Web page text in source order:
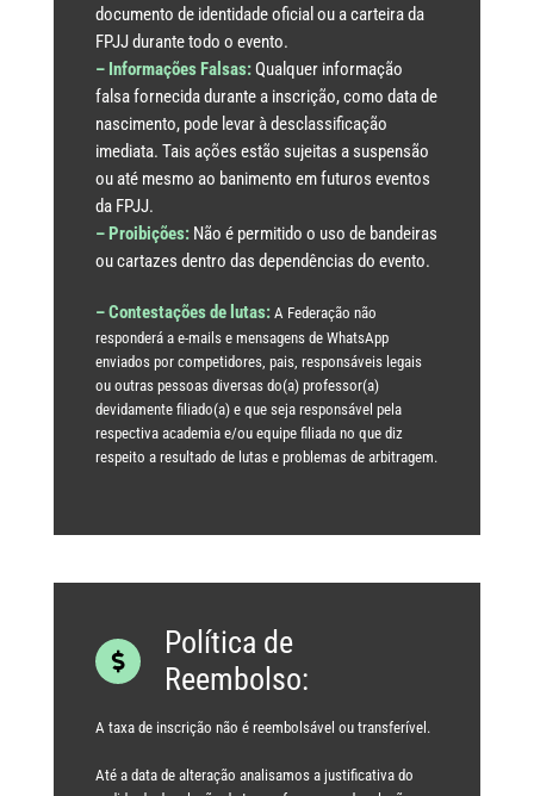
documento de identidade oficial ou a carteira da
FPJJ durante todo o evento.
– Informações Falsas:Qualquer informação
falsa fornecida durante a inscrição, como data de
nascimento, pode levar à desclassificação
imediata. Tais ações estão sujeitas a suspensão
ou até mesmo ao banimento em futuros eventos
da FPJJ.
– Proibições: Não é permitido o uso de bandeiras
ou cartazes dentro das dependências do evento.
– Contestações de lutas: A Federação não
responderá a e-mails e mensagens de WhatsApp
enviados por competidores, pais, responsáveis legais
ou outras pessoas diversas do(a) professor(a)
devidamente filiado(a) e que seja responsável pela
respectiva academia e/ou equipe filiada no que diz
respeito a resultado de lutas e problemas de arbitragem.
Política de
Reembolso:
A taxa de inscrição não é reembolsável ou transferível.
Até a data de alteração analisamos a justificativa do